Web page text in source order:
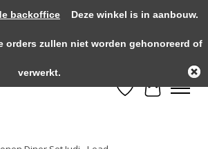
Fysieke winkel in Heythuysen!
Verlanglijst
backoffice Deze winkel is in aanbouw.
orders zullen niet worden gehonoreerd of
verwerkt.